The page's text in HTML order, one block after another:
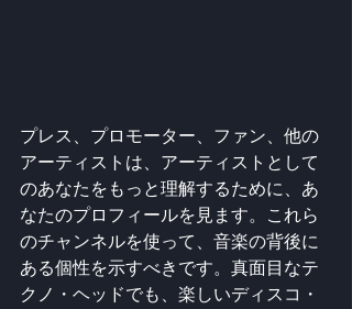
プレス、プロモーター、ファン、他の
アーティストは、アーティストとして
のあなたをもっと理解するために、あ
なたのプロフィールを見ます。これら
のチャンネルを使って、音楽の背後に
ある個性を示すべきです。真面目なテ
クノ・ヘッドでも、楽しいディスコ・